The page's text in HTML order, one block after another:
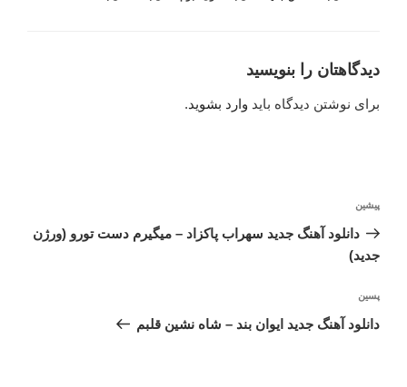
دیدگاهتان را بنویسید
برای نوشتن دیدگاه باید وارد بشوید.
نوشته
قبلی
پیشین
دانلود آهنگ جدید سهراب پاکزاد – میگیرم دست تورو (ورژن
جدید)
نوشته‌ٔ
بعدی
پسین
دانلود آهنگ جدید ایوان بند – شاه نشین قلبم